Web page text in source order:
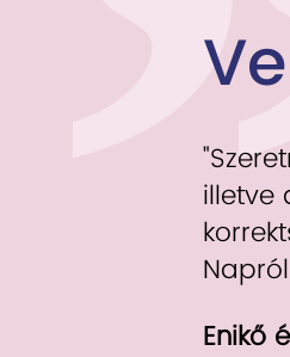
illetve
Enikő